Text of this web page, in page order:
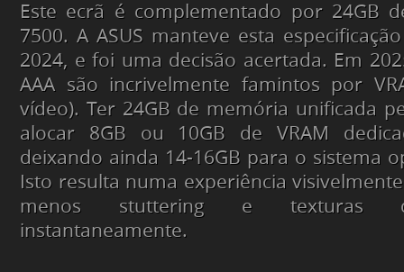
Este ecrã é complementado por 24GB
7500. A ASUS manteve esta
2024, e foi uma decisão acertada. Em
AAA são incrivelmente famintos por
vídeo). Ter 24GB de memória unificada
alocar 8GB ou 10GB de VRAM
deixando ainda 14-16GB para o sistema
Isto resulta numa experiência
menos stutteringe texturas
instantaneamente.